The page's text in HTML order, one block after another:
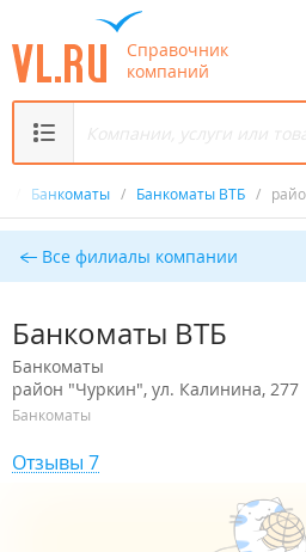
Справочник
компаний
Банкоматы / Банкоматы ВТБ /
Все филиалы компании
Банкоматы ВТБ
Банкоматы
район "Чуркин", ул. Калинина, 277
Банкоматы
Отзывы 7